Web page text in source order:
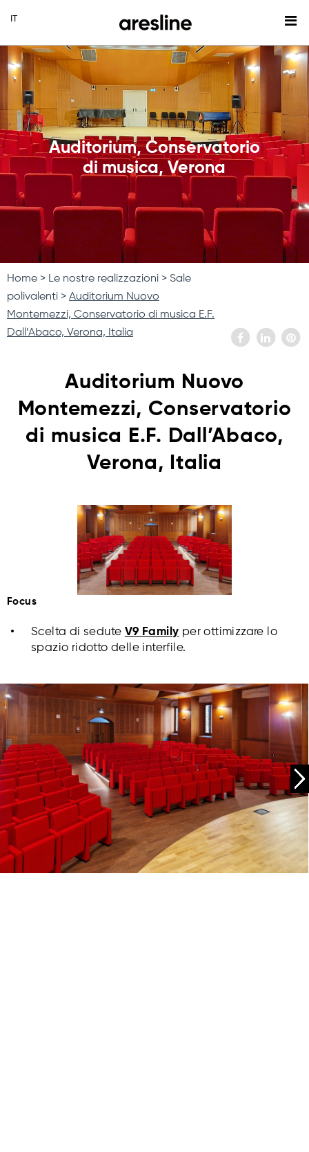
Auditorium, Conservatorio
di musica, Verona
Home Le nostre realizzazioni
Sale
polivalenti
Auditorium Nuovo
Montemezzi, Conservatorio di musica E.F.
Dall’Abaco, Verona, Italia
Auditorium Nuovo
Montemezzi, Conservatorio
di musica E.F. Dall’Abaco,
Verona, Italia
Focus
Scelta di sedute V9 Family per ottimizzare lo
spazio ridotto delle interfile.